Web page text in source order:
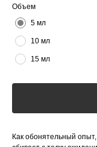
Объем
5 мл
10 мл
15 мл
Как обонятельный